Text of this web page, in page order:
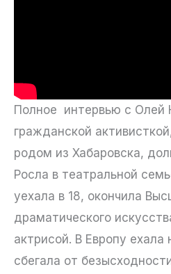
Полное интервью с Олей
гражданской
родом из Хабаровска,
Росла в театральной
уехала в 18, окончила
драматического
актрисой. В Европу
сбегала от